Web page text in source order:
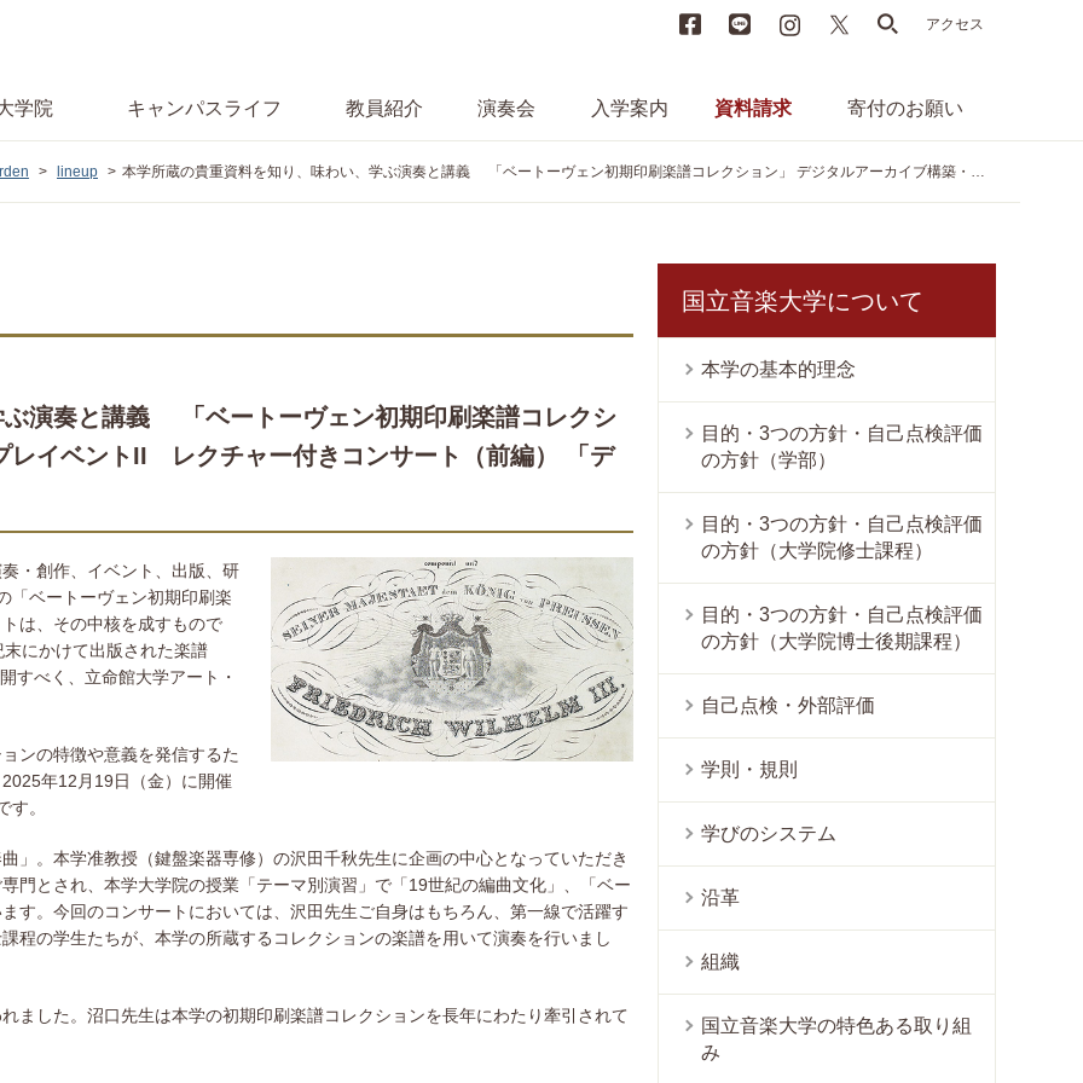
FacebookLINE instagram search
アクセス
学院 キャンパスライフ 教員紹介 演奏会 入学案内 資料請求 寄付のお願い
lineup 本学所蔵の貴重資料を知り、味わい、学ぶ演奏と講義 「ベートーヴェン初期印刷楽譜コレクション」 デジタルアーカイブ構築・公開プレイベントII レクチャー付きコンサート（前編） 「デュオ編曲で聴くベートーヴェン協奏曲」
ぶ演奏と講義 「ベートーヴェン初期印刷楽譜コレクシ
レイベントII レクチャー付きコンサート（前編） 「デ
・創作、イベント、出版、研
「ベートーヴェン初期印刷楽
は、その中核を成すもので
にかけて出版された楽譜
すべく、立命館大学アート・
ンの特徴や意義を発信するた
年12月19日（金）に開催
す。
。本学准教授（鍵盤楽器専修）の沢田千秋先生に企画の中心となっていただき
門とされ、本学大学院の授業「テーマ別演習」で「19世紀の編曲文化」、「ベー
す。今回のコンサートにおいては、沢田先生ご自身はもちろん、第一線で活躍す
程の学生たちが、本学の所蔵するコレクションの楽譜を用いて演奏を行いまし
した。沼口先生は本学の初期印刷楽譜コレクションを長年にわたり牽引されて
国立音楽大学について
本学の基本的理念
目的・3つの方針・自己点検評価
の方針（学部）
目的・3つの方針・自己点検評価
の方針（大学院修士課程）
目的・3つの方針・自己点検評価
の方針（大学院博士後期課程）
自己点検・外部評価
学則・規則
学びのシステム
沿革
組織
国立音楽大学の特色ある取り組
み